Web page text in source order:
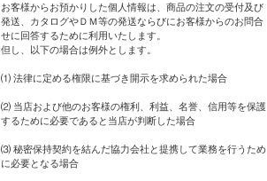
お客様からお預かりした個人情報は、商品の注文の受付及び
発送、カタログやＤＭ等の発送ならびにお客様からのお問合
せに回答するために利用いたします。
但し、以下の場合は例外とします。
⑴ 法律に定める権限に基づき開示を求められた場合
⑵ 当店および他のお客様の権利、利益、名誉、信用等を保護
するために必要であると当店が判断した場合
⑶ 秘密保持契約を結んだ協力会社と提携して業務を行うため
に必要となる場合